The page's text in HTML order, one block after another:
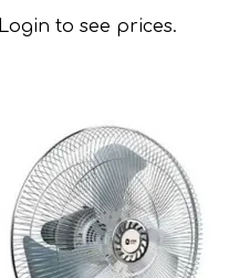
Login to see prices.